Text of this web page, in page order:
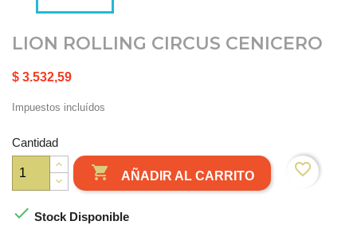
LION ROLLING CIRCUS CENICERO
$ 3.532,59
Impuestos incluídos
Cantidad
 AÑADIR AL CARRITO favorite_border
 Stock Disponible